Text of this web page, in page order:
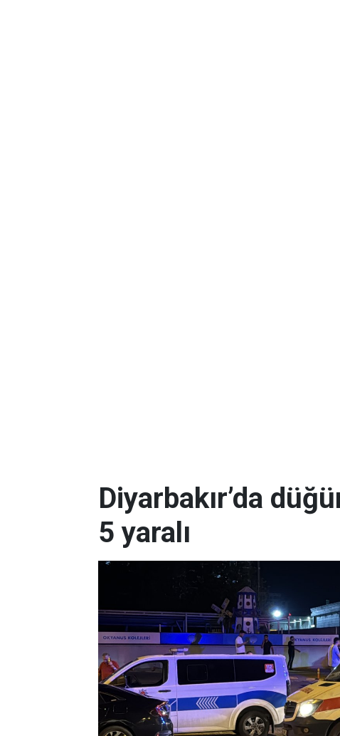
Diyarbakır’da
5 yaralı